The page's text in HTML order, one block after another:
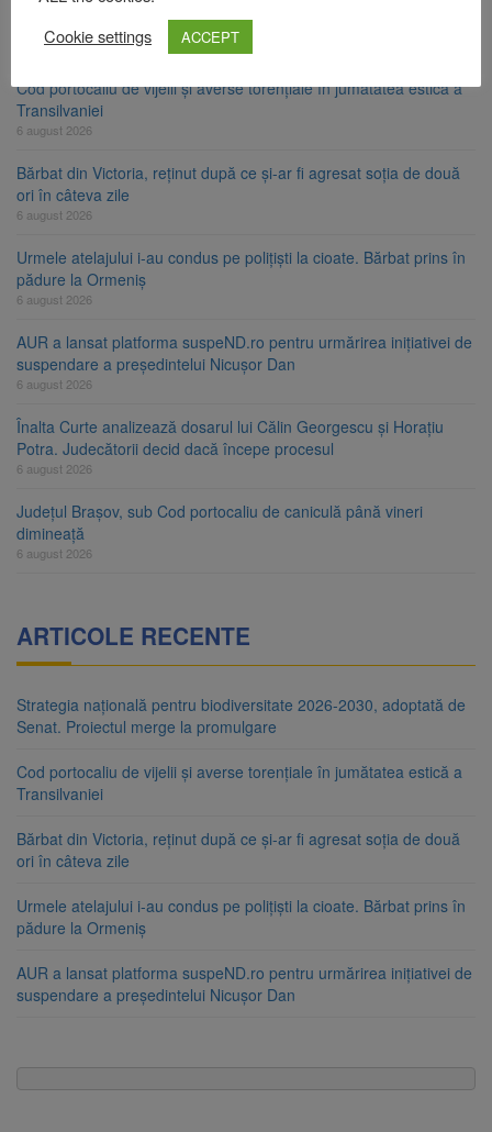
Senat. Proiectul merge la promulgare
6 august 2026
Cod portocaliu de vijelii și averse torențiale în jumătatea estică a
Transilvaniei
6 august 2026
Bărbat din Victoria, reținut după ce și-ar fi agresat soția de două
ori în câteva zile
6 august 2026
Urmele atelajului i-au condus pe polițiști la cioate. Bărbat prins în
pădure la Ormeniș
6 august 2026
AUR a lansat platforma suspeND.ro pentru urmărirea inițiativei de
suspendare a președintelui Nicușor Dan
6 august 2026
Înalta Curte analizează dosarul lui Călin Georgescu și Horațiu
Potra. Judecătorii decid dacă începe procesul
6 august 2026
Județul Brașov, sub Cod portocaliu de caniculă până vineri
dimineață
6 august 2026
ARTICOLE RECENTE
Strategia națională pentru biodiversitate 2026-2030, adoptată de
Senat. Proiectul merge la promulgare
Cod portocaliu de vijelii și averse torențiale în jumătatea estică a
Transilvaniei
Bărbat din Victoria, reținut după ce și-ar fi agresat soția de două
ori în câteva zile
Urmele atelajului i-au condus pe polițiști la cioate. Bărbat prins în
pădure la Ormeniș
AUR a lansat platforma suspeND.ro pentru urmărirea inițiativei de
suspendare a președintelui Nicușor Dan
Cookie settings
ACCEPT